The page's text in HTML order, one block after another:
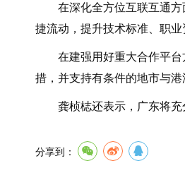
在深化全方位互联互通方面
捷流动，提升技术标准、职
在建强用好重大合作平台方
措，并支持有条件的地市与
龚桢梽还表示，广东将充分
分享到：